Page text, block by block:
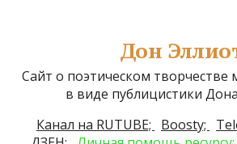
Дон
Сайт о поэтическом творчестве
в виде публицистики
Канал на RUTUBE;
Boosty;